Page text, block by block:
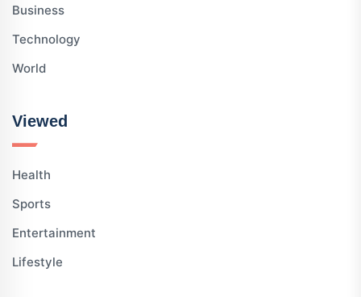
Business
Technology
World
Viewed
Health
Sports
Entertainment
Lifestyle